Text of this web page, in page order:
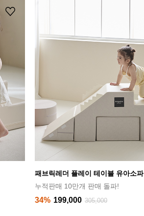
패브릭레더 플레이 테이블 유아소파
누적판매 10만개 판매 돌파!
34% 199,000 305,000